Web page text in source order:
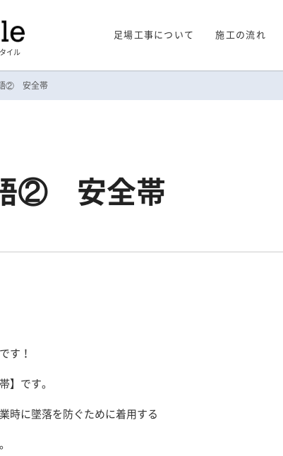
イル
足場工事について 施工の流れ
語② 安全帯
② 安全帯
す！
】です。
時に墜落を防ぐために着用する